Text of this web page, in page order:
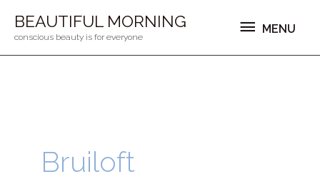
naarBEAUTIFUL MORNING
conscious beauty is for everyone
MENU
MENU
Bruiloft